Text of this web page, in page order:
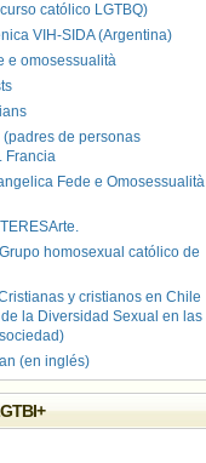
católico LGTBQ)
VIH-SIDA (Argentina)
e omosessualità
de personas
Francia
Fede e Omosessualità
homosexual católico de
y cristianos en Chile
la Diversidad Sexual en las
(en inglés)